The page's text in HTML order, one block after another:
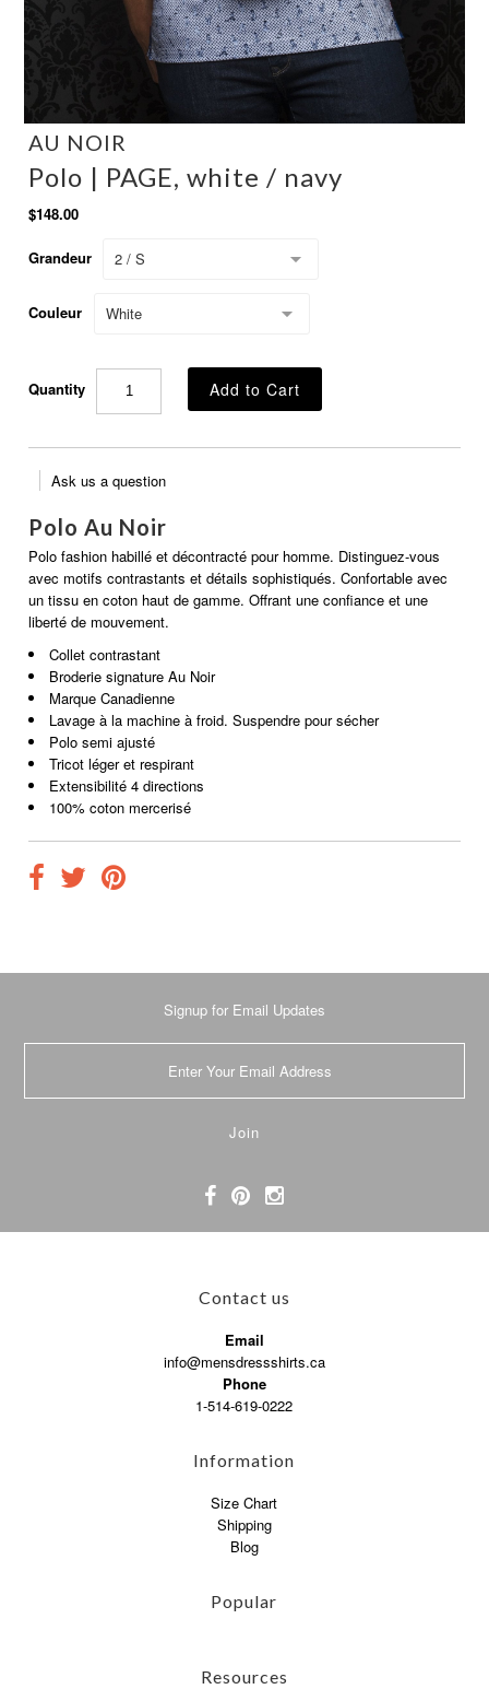
AU NOIR
Polo | PAGE, white / navy
$148.00
Grandeur 2 / S
Couleur White
Quantity
Ask us a question
Polo Au Noir
Polo fashion habillé et décontracté pour homme. Distinguez-vous
avec motifs contrastants et détails sophistiqués. Confortable avec
un tissu en coton haut de gamme. Offrant une confiance et une
liberté de mouvement.
Collet contrastant
Broderie signature Au Noir
Marque Canadienne
Lavage à la machine à froid. Suspendre pour sécher
Polo semi ajusté
Tricot léger et respirant
Extensibilité 4 directions
100% coton mercerisé
Signup for Email Updates
Contact us
Email
info@mensdressshirts.ca
Phone
1-514-619-0222
Information
Size Chart
Shipping
Blog
Popular
Resources